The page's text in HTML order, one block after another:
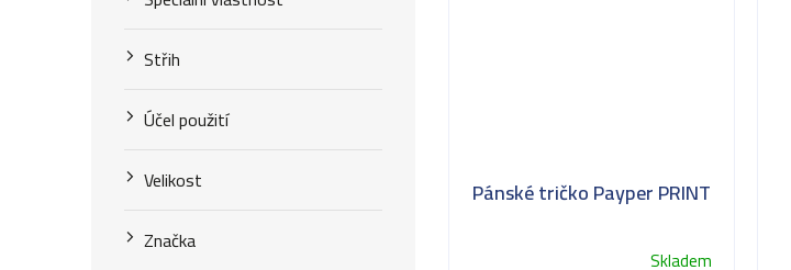
Střih
Účel použití
Velikost
Značka
Pánské tričko Payper PRINT
Skladem